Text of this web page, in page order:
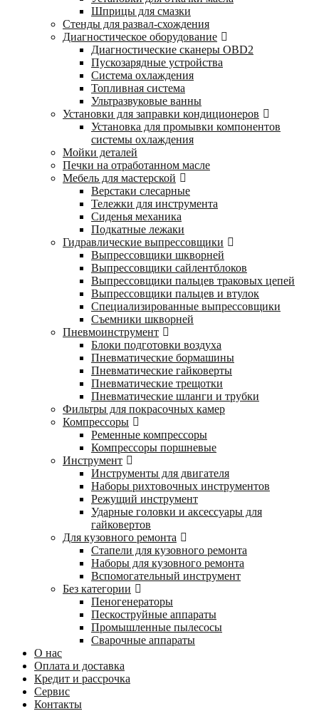
Шприцы для смазки
Стенды для развал-схождения
Диагностическое оборудование
Диагностические сканеры OBD2
Пускозарядные устройства
Система охлаждения
Топливная система
Ультразвуковые ванны
Установки для заправки кондиционеров
Установка для промывки компонентов
системы охлаждения
Мойки деталей
Печки на отработанном масле
Мебель для мастерской
Верстаки слесарные
Тележки для инструмента
Сиденья механика
Подкатные лежаки
Гидравлические выпрессовщики
Выпрессовщики шкворней
Выпрессовщики сайлентблоков
Выпрессовщики пальцев траковых цепей
Выпрессовщики пальцев и втулок
Специализированные выпрессовщики
Cъемники шкворней
Пневмоинструмент
Блоки подготовки воздуха
Пневматические бормашины
Пневматические гайковерты
Пневматические трещотки
Пневматические шланги и трубки
Фильтры для покрасочных камер
Компрессоры
Ременные компрессоры
Компрессоры поршневые
Инструмент
Инструменты для двигателя
Наборы рихтовочных инструментов
Режущий инструмент
Ударные головки и аксессуары для
гайковертов
Для кузовного ремонта
Стапели для кузовного ремонта
Наборы для кузовного ремонта
Вспомогательный инструмент
Без категории
Пеногенераторы
Пескоструйные аппараты
Промышленные пылесосы
Сварочные аппараты
О нас
Оплата и доставка
Кредит и рассрочка
Сервис
Контакты